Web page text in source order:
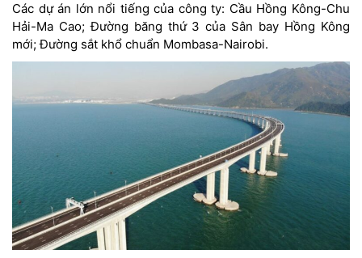
Các dự án lớn nổi tiếng của công ty: Cầu Hồng Kông-Chu
Hải-Ma Cao; Đường băng thứ 3 của Sân bay Hồng Kông
mới; Đường sắt khổ chuẩn Mombasa-Nairobi.